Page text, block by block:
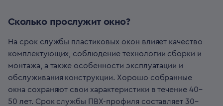
Сколько прослужит окно?
На срок службы пластиковых окон влияет качество
комплектующих, соблюдение технологии сборки и
монтажа, а также особенности эксплуатации и
обслуживания конструкции. Хорошо собранные
окна сохраняют свои характеристики в течение 40–
50 лет. Срок службы ПВХ-профиля составляет 30–